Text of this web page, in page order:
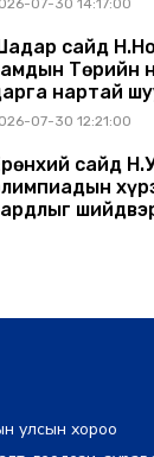
сайд
Төрийн
нартай
07-30 12:21:00
сайд
улсын хороо